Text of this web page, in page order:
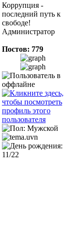
Коррупция -
последний путь к
свободе!
Администратор
Постов: 779